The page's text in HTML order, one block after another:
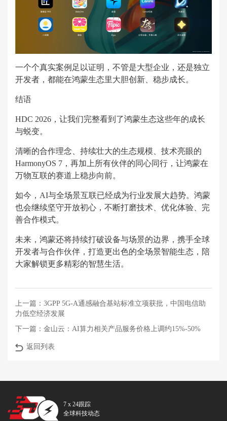
一个个真实案例足以证明，不管是大型企业，还是独立
开发者，都能在鸿蒙生态里大胆创新、稳步成长。
结语
HDC 2026，让我们完整看到了鸿蒙生态这些年的成长
与蜕变。
清晰的合作理念、持续壮大的生态规模、技术亮眼的
HarmonyOS 7，再加上所有伙伴的同心同行，让鸿蒙在
万物互联的赛道上稳步向前。
如今，AI与全场景互联已经成为行业发展大趋势。鸿蒙
也会继续坚守开放初心，不断打磨技术、优化体验、完
善合作模式。
未来，鸿蒙还将持续打破设备与场景的边界，携手全球
开发者与合作伙伴，打造更出色的全场景智能生态，陪
大家解锁更多精彩的智慧生活。
上一篇： 3GPP 5G-A通感融合基站标准立项获批，中国电信助
力低空经济发展
下一篇： 金山云：AI算力相关产品服务价格上调约15%-50%
返回列表
7 x 24跟踪
全球科技动态